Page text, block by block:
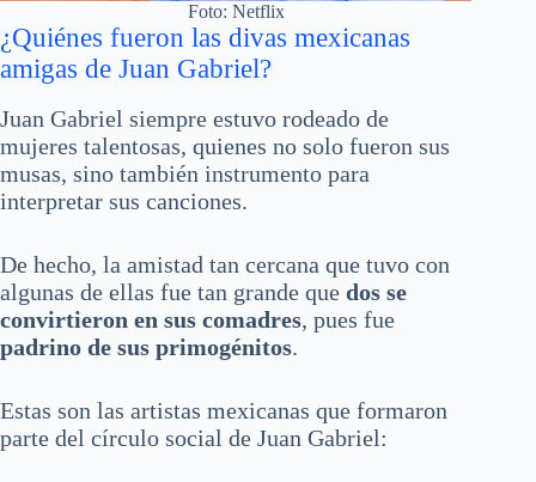
Foto: Netflix
¿Quiénes fueron las divas mexicanas
amigas de Juan Gabriel?
Juan Gabriel siempre estuvo rodeado de
mujeres talentosas, quienes no solo fueron sus
musas, sino también instrumento para
interpretar sus canciones.
De hecho, la amistad tan cercana que tuvo con
algunas de ellas fue tan grande que dos se
convirtieron en sus comadres, pues fue
padrino de sus primogénitos.
Estas son las artistas mexicanas que formaron
parte del círculo social de Juan Gabriel: